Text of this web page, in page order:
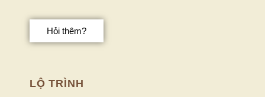
Hỏi thêm?
LỘ TRÌNH